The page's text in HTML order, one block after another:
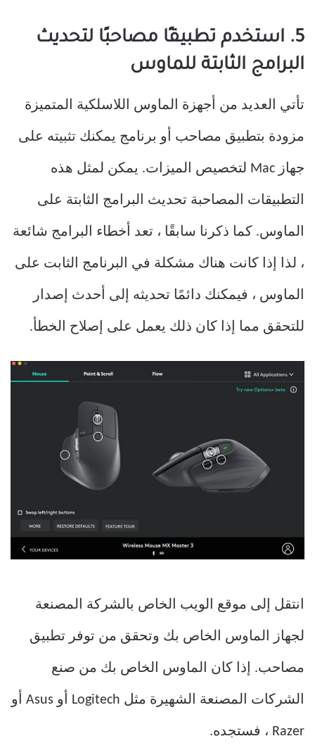
5. استخدم تطبيقًا مصاحبًا لتحديث
البرامج الثابتة للماوس
تأتي العديد من أجهزة الماوس اللاسلكية المتميزة
مزودة بتطبيق مصاحب أو برنامج يمكنك تثبيته على
جهاز Mac لتخصيص الميزات. يمكن لمثل هذه
التطبيقات المصاحبة تحديث البرامج الثابتة على
الماوس. كما ذكرنا سابقًا ، تعد أخطاء البرامج شائعة
، لذا إذا كانت هناك مشكلة في البرنامج الثابت على
الماوس ، فيمكنك دائمًا تحديثه إلى أحدث إصدار
للتحقق مما إذا كان ذلك يعمل على إصلاح الخطأ.
انتقل إلى موقع الويب الخاص بالشركة المصنعة
لجهاز الماوس الخاص بك وتحقق من توفر تطبيق
مصاحب. إذا كان الماوس الخاص بك من صنع
الشركات المصنعة الشهيرة مثل Logitech أو Asus أو
Razer ، فستجده.